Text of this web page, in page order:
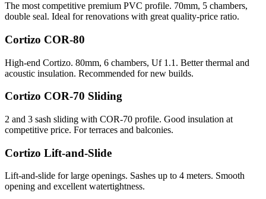
The most competitive premium PVC profile. 70mm, 5 chambers,
double seal. Ideal for renovations with great quality-price ratio.
Cortizo COR-80
High-end Cortizo. 80mm, 6 chambers, Uf 1.1. Better thermal and
acoustic insulation. Recommended for new builds.
Cortizo COR-70 Sliding
2 and 3 sash sliding with COR-70 profile. Good insulation at
competitive price. For terraces and balconies.
Cortizo Lift-and-Slide
Lift-and-slide for large openings. Sashes up to 4 meters. Smooth
opening and excellent watertightness.